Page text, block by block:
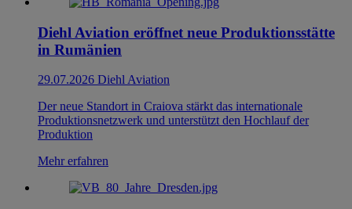
Diehl Aviation eröffnet neue Produktionsstätte
in Rumänien
29.07.2026 Diehl Aviation
Der neue Standort in Craiova stärkt das internationale
Produktionsnetzwerk und unterstützt den Hochlauf der
Produktion
Mehr erfahren